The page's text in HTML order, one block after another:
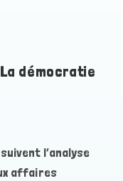
démocratie
l’analyse
affaires